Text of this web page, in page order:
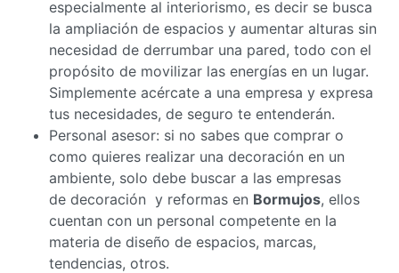
especialmente al interiorismo, es decir se busca
la ampliación de espacios y aumentar alturas sin
necesidad de derrumbar una pared, todo con el
propósito de movilizar las energías en un lugar.
Simplemente acércate a una empresa y expresa
tus necesidades, de seguro te entenderán.
Personal asesor: si no sabes que comprar o
como quieres realizar una decoración en un
ambiente, solo debe buscar a las empresas
de decoración y reformas en Bormujos, ellos
cuentan con un personal competente en la
materia de diseño de espacios, marcas,
tendencias, otros.